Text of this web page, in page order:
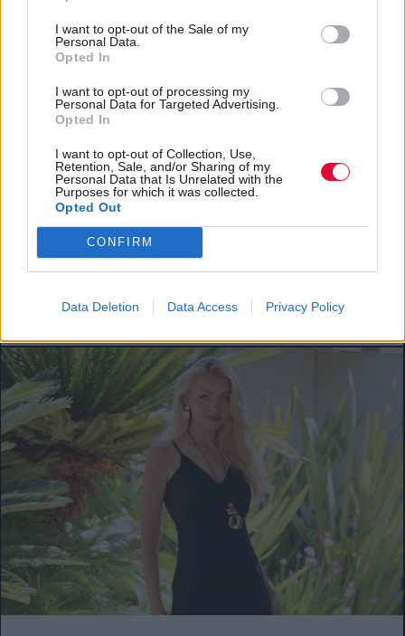
I want to opt-out of the Sale of my
Personal Data.
Opted In
I want to opt-out of processing my
Personal Data for Targeted Advertising.
Opted In
I want to opt-out of Collection, Use,
Retention, Sale, and/or Sharing of my
Personal Data that Is Unrelated with the
Purposes for which it was collected.
Opted Out
CONFIRM
Data Deletion Data Access Privacy Policy
FASHION TRENDS
4 + 1 τάσεις που έχω βάλει στο fashion radar
μου και προτείνω να υιοθετήσεις